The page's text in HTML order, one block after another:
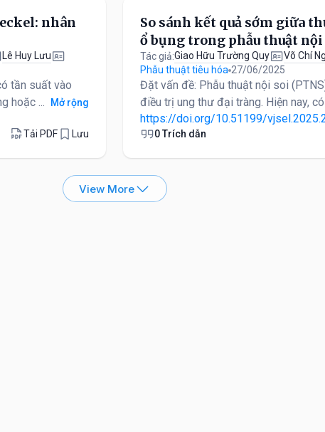
nhân
Lê Huy Lưu
tần suất vào
hoặc ...
Mở rộng
Tải PDF Lưu
So sánh kết quả sớm giữa
ổ bụng trong phẫu thuật
Tác giả:Giao Hữu Trường Quy Võ Chí
Phẫu thuật tiêu hóa 27/06/2025
Đặt vấn đề: Phẫu thuật nội soi
điều trị ung thư đại tràng. Hiện nay,
https://doi.org/10.51199/
0 Trích dẫn
View More